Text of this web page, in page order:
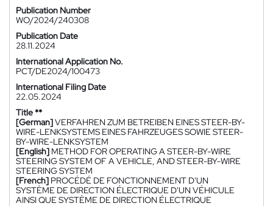
Publication Number
WO/2024/240308
Publication Date
28.11.2024
International Application No.
PCT/DE2024/100473
International Filing Date
22.05.2024
Title **
[German]VERFAHREN ZUM BETREIBEN EINES STEER-BY-
WIRE-LENKSYSTEMS EINES FAHRZEUGES SOWIE STEER-
BY-WIRE-LENKSYSTEM
[English] METHOD FOR OPERATING A STEER-BY-WIRE
STEERING SYSTEM OF A VEHICLE, AND STEER-BY-WIRE
STEERING SYSTEM
[French] PROCÉDÉ DE FONCTIONNEMENT D'UN
SYSTÈME DE DIRECTION ÉLECTRIQUE D'UN VÉHICULE
AINSI QUE SYSTÈME DE DIRECTION ÉLECTRIQUE